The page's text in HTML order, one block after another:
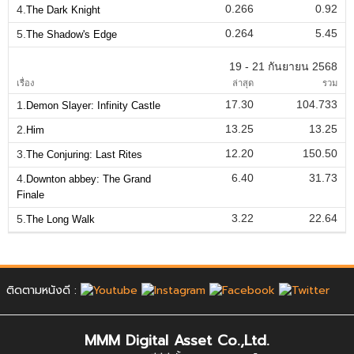
4. The Dark Knight 0.266
0.92
5. The Shadow's Edge 0.264 5.45
19 - 21 กันยายน 2568
เรื่อง ล่าสุด รวม
1. Demon Slayer: Infinity Castle 17.30
104.733
2. Him 13.25
13.25
3. The Conjuring: Last Rites 12.20
150.50
4. Downton abbey: The Grand
Finale
6.40 31.73
5. The Long Walk 3.22 22.64
ติดตามหนังดี :
MMM Digital Asset Co.,Ltd.